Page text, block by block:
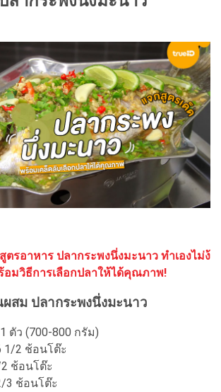
สูตรอาหาร ปลากระพงนึ่งมะนาว ทำเองไม่ง้
อมวิธีการเลือกปลาให้ได้คุณภาพ!
สม ปลากระพงนึ่งมะนาว
ตัว (700-800 กรัม)
1/2 ช้อนโต๊ะ
ช้อนโต๊ะ
3 ช้อนโต๊ะ